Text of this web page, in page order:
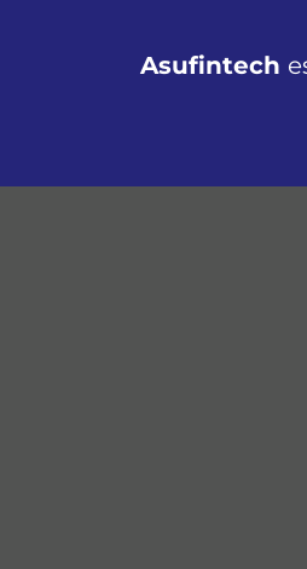
Asufintech